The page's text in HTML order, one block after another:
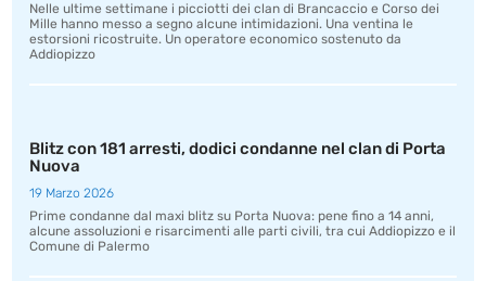
Nelle ultime settimane i picciotti dei clan di Brancaccio e Corso dei
Mille hanno messo a segno alcune intimidazioni. Una ventina le
estorsioni ricostruite. Un operatore economico sostenuto da
Addiopizzo
Blitz con 181 arresti, dodici condanne nel clan di Porta
Nuova
19 Marzo 2026
Prime condanne dal maxi blitz su Porta Nuova: pene fino a 14 anni,
alcune assoluzioni e risarcimenti alle parti civili, tra cui Addiopizzo e il
Comune di Palermo